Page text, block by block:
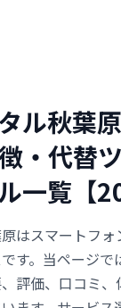
ル秋葉
・代替
一覧【
はスマートフ
す。当ページ
評価、口コミ